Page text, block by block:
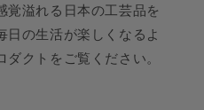
覚溢れる日本の工芸品を
日の生活が楽しくなるよ
クトをご覧ください。